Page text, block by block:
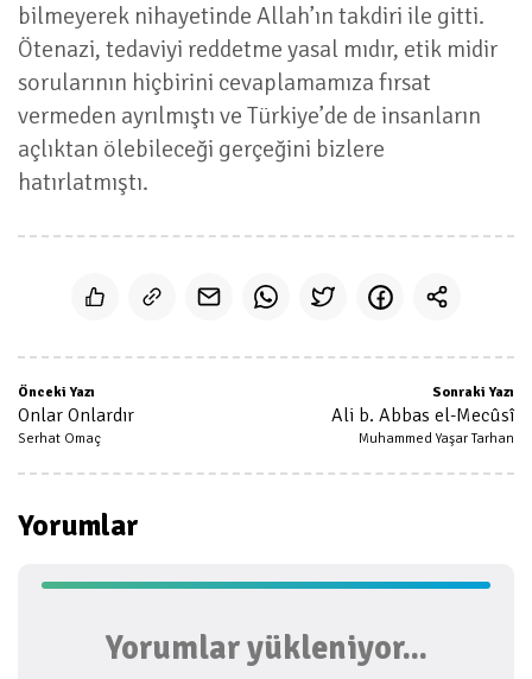
bilmeyerek nihayetinde Allah’ın takdiri ile gitti.
Ötenazi, tedaviyi reddetme yasal mıdır, etik midir
sorularının hiçbirini cevaplamamıza fırsat
vermeden ayrılmıştı ve Türkiye’de de insanların
açlıktan ölebileceği gerçeğini bizlere
hatırlatmıştı.
Önceki Yazı
Onlar Onlardır
Serhat Omaç
Sonraki Yazı
Ali b. Abbas el-Mecûsî
Muhammed Yaşar Tarhan
Yorumlar
Yorumlar yükleniyor...